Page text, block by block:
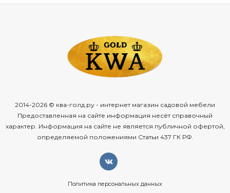
2014-2026 © ква-голд.ру - интернет магазин садовой мебели
Предоставленная на сайте информация несёт справочный
характер. Информация на сайте не является публичной офертой,
определяемой положениями Статьи 437 ГК РФ.
Политика персональных данных